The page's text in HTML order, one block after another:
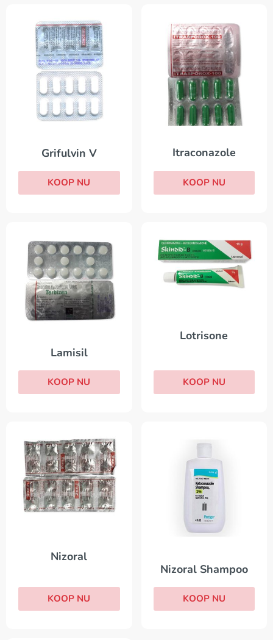
Grifulvin V
KOOP NU
Itraconazole
KOOP NU
Lamisil
KOOP NU
Lotrisone
KOOP NU
Nizoral
KOOP NU
Nizoral Shampoo
KOOP NU